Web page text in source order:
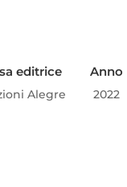
editrice
Alegre
Anno
2022